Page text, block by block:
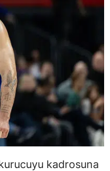
kadrosuna